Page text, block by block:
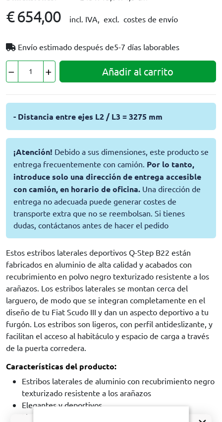
€ 654,00 incl. IVA, excl. costes de envío
Envío estimado después de5-7 días laborables
Añadir al carrito
- Distancia entre ejes L2 / L3 = 3275 mm
¡Atención! Debido a sus dimensiones, este producto se
entrega frecuentemente con camión. Por lo tanto,
introduce solo una dirección de entrega accesible
con camión, en horario de oficina. Una dirección de
entrega no adecuada puede generar costes de
transporte extra que no se reembolsan. Si tienes
dudas, contáctanos antes de hacer el pedido
Estos estribos laterales deportivos Q-Step B22 están
fabricados en aluminio de alta calidad y acabados con
recubrimiento en polvo negro texturizado resistente a los
arañazos. Los estribos laterales se montan cerca del
larguero, de modo que se integran completamente en el
diseño de tu Fiat Scudo III y dan un aspecto deportivo a tu
furgón. Los estribos son ligeros, con perfil antideslizante, y
facilitan el acceso al habitáculo y espacio de carga a través
de la puerta corredera.
Características del producto:
Estribos laterales de aluminio con recubrimiento negro
texturizado resistente a los arañazos
Elegantes y deportivos
Ligero y resistente